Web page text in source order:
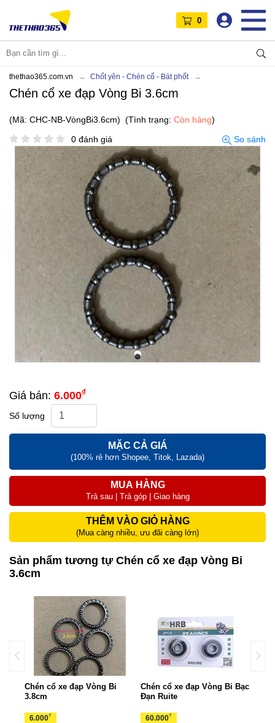
0
thethao365.com.vn Chốt yên - Chén cổ - Bát phốt
Chén cổ xe đạp Vòng Bi 3.6cm
(Mã: CHC-NB-VòngBi3.6cm) (Tình trạng: Còn hàng)
0 đánh giá
So sánh
Giá bán: 6.000₫
Số lượng
MẶC CẢ GIÁ
(100% rẻ hơn Shopee, Titok, Lazada)
MUA HÀNG
Trả sau | Trả góp | Giao hàng
THÊM VÀO GIỎ HÀNG
(Mua càng nhiều, ưu đãi càng lớn)
Sản phẩm tương tự Chén cổ xe đạp Vòng Bi
3.6cm
Chén cổ xe đạp Vòng Bi
3.8cm
6.000₫
Chén cổ xe đạp Vòng Bi Bạc
Đạn Ruite
60.000₫